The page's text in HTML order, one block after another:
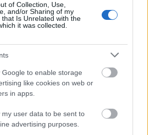
of Collection, Use,
and/or Sharing of my
that Is Unrelated with the
it was collected.
Google to enable storage
like cookies on web or
in apps.
my user data to be sent to
advertising purposes.
3*Protestáns-
www.garainyh.hu ***
***
***…
"Kezdetben
Minden általa lett, és
sem lett, ami